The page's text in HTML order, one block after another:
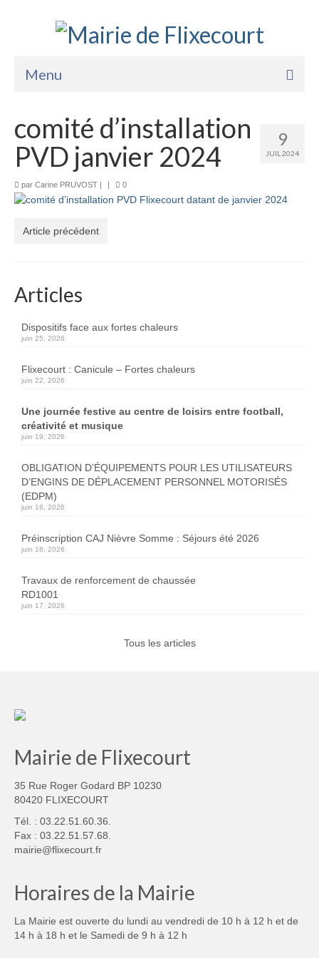
Menu
La Mairie
Vie Pratique
Services
Enfance Jeunesse
9
JUIL 2024
comité d’installation
PVD janvier 2024
par Carine PRUVOST | | 0
Article précédent
Articles
Dispositifs face aux fortes chaleurs
juin 25, 2026
Flixecourt : Canicule – Fortes chaleurs
juin 22, 2026
Une journée festive au centre de loisirs entre football,
créativité et musique
juin 19, 2026
OBLIGATION D’ÉQUIPEMENTS POUR LES UTILISATEURS
D’ENGINS DE DÉPLACEMENT PERSONNEL MOTORISÉS
(EDPM)
juin 18, 2026
Préinscription CAJ Nièvre Somme : Séjours été 2026
juin 18, 2026
Travaux de renforcement de chaussée
RD1001
juin 17, 2026
Tous les articles
Mairie de Flixecourt
35 Rue Roger Godard BP 10230
80420 FLIXECOURT
Tél. : 03.22.51.60.36.
Fax : 03.22.51.57.68.
mairie@flixecourt.fr
Horaires de la Mairie
La Mairie est ouverte du lundi au vendredi de 10 h à 12 h et de
14 h à 18 h et le Samedi de 9 h à 12 h